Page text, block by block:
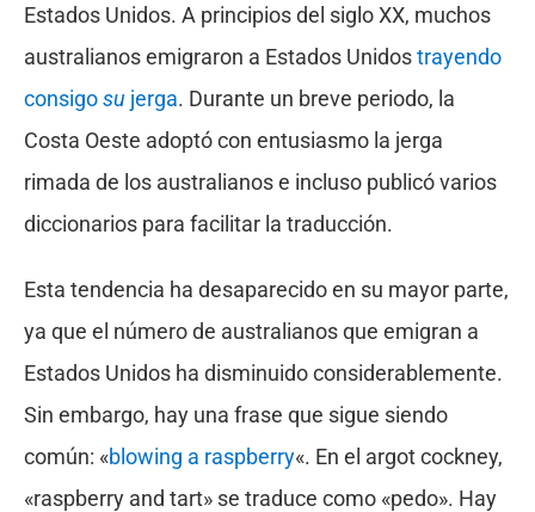
Estados Unidos. A principios del siglo XX, muchos
australianos emigraron a Estados Unidostrayendo
consigosu jerga. Durante un breve periodo, la
Costa Oeste adoptó con entusiasmo la jerga
rimada de los australianos e incluso publicó varios
diccionarios para facilitar la traducción.
Esta tendencia ha desaparecido en su mayor parte,
ya que el número de australianos que emigran a
Estados Unidos ha disminuido considerablemente.
Sin embargo, hay una frase que sigue siendo
común: «blowing a raspberry«. En el argot cockney,
«raspberry and tart» se traduce como «pedo». Hay